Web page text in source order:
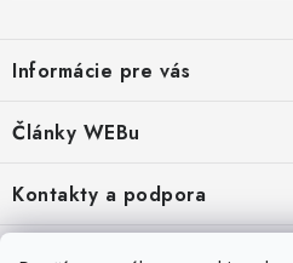
p
ä
e
Informácie pre vás
Obchodné podmienky
Moja objednávka
Odstúpenie od zmluvy
Články WEBu
Dôležité oznamy
16.6.2026
Kontakty a podpora
Servisné služby